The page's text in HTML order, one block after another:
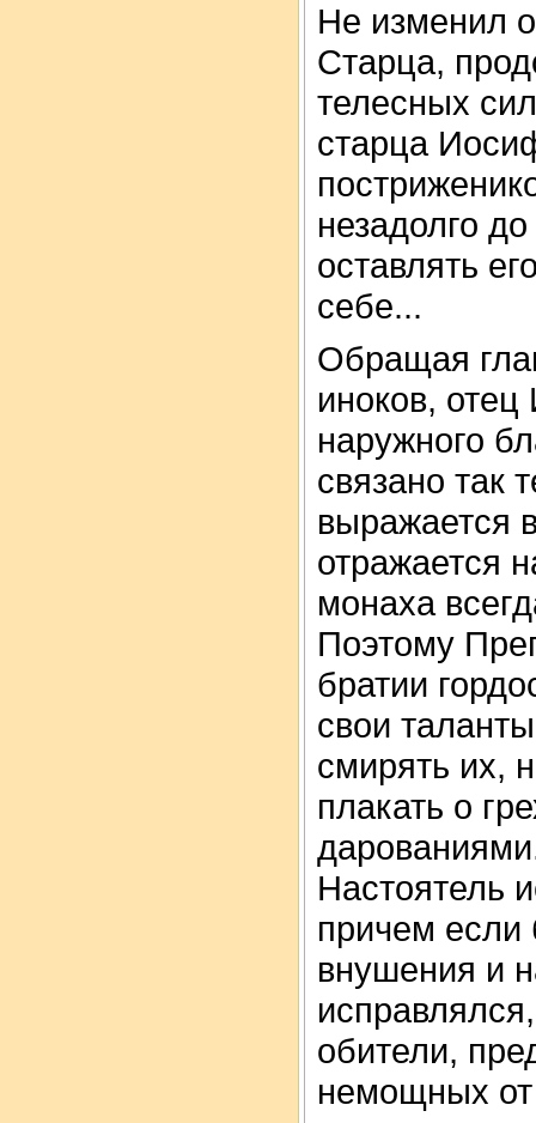
Не изменил
Старца,
телесных
старца
незадолго
оставлять
себе...
Обращая
иноков,
наружного
связано так
выражается
отражается
монаха
Поэтому
братии
свои
смирять их,
плакать о
Настоятель
причем если
внушения и
обители,
немощных от